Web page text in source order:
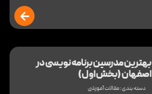
بهترین مدرسین برنامه نویسی در
اصفهان (بخش اول)
دسته بندی :مقالات آموزشی